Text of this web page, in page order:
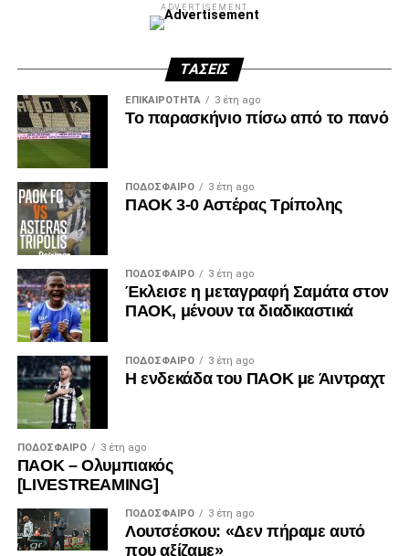
ADVERTISEMENT
ΤΆΣΕΙΣ
ΕΠΙΚΑΙΡΌΤΗΤΑ 3 έτη ago
Το παρασκήνιο πίσω από το πανό
ΠΟΔΌΣΦΑΙΡΟ 3 έτη ago
ΠΑΟΚ 3-0 Αστέρας Τρίπολης
ΠΟΔΌΣΦΑΙΡΟ 3 έτη ago
Έκλεισε η μεταγραφή Σαμάτα στον
ΠΑΟΚ, μένουν τα διαδικαστικά
ΠΟΔΌΣΦΑΙΡΟ 3 έτη ago
Η ενδεκάδα του ΠΑΟΚ με Άιντραχτ
ΠΟΔΌΣΦΑΙΡΟ 3 έτη ago
ΠΑΟΚ – Ολυμπιακός
[LIVESTREAMING]
ΠΟΔΌΣΦΑΙΡΟ 3 έτη ago
Λουτσέσκου: «Δεν πήραμε αυτό
που αξίζαμε»